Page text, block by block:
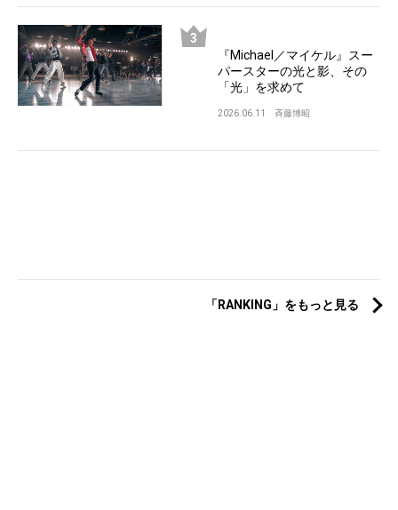
『Michael／マイケル』スー
パースターの光と影、その
「光」を求めて
2026.06.11 斉藤博昭
「RANKING」をもっと見る